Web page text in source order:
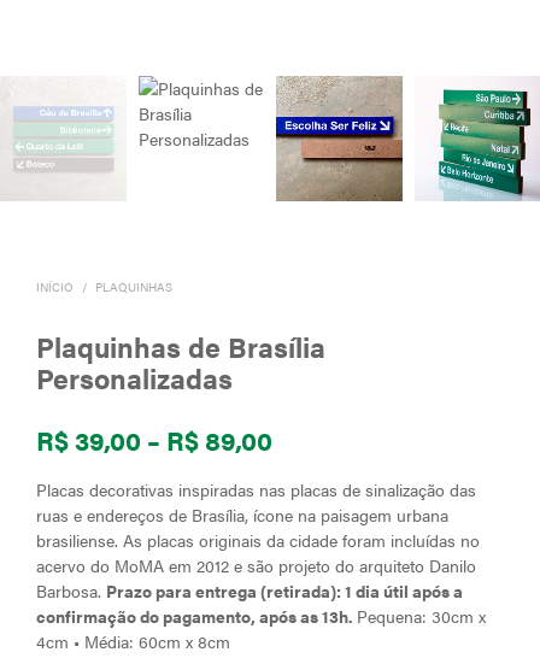
INÍCIO / PLAQUINHAS
Plaquinhas de Brasília
Personalizadas
R$39,00 – R$89,00
de
preço:
R$ 39,00
através
R$ 89,00
Placas decorativas inspiradas nas placas de sinalização das
ruas e endereços de Brasília, ícone na paisagem urbana
brasiliense. As placas originais da cidade foram incluídas no
acervo do MoMA em 2012 e são projeto do arquiteto Danilo
Barbosa. Prazo para entrega (retirada): 1 dia útil após a
confirmação do pagamento, após as 13h. Pequena: 30cm x
4cm • Média: 60cm x 8cm